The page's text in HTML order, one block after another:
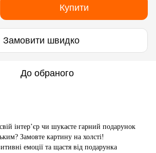
Купити
Замовити швидко
До обраного
інтер’єр чи шукаєте гарний подарунок
Замовте картину на холсті!
емоції та щастя від подарунка